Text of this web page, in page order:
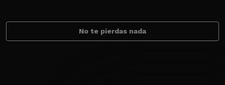
No te pierdas nada